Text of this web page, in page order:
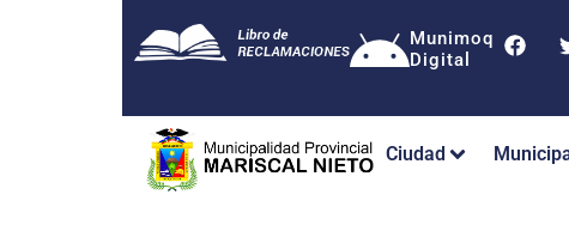
Munimoq
Digital
Ciudad